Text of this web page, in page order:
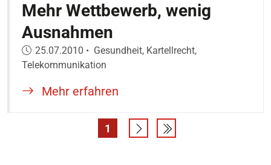
Mehr Wettbewerb, wenig
Ausnahmen
Veröffentlicht am:
25.07.2010 • Gesundheit, Kartellrecht,
Telekommunikation
Mehr erfahren
Seite
1
Eine Seite vor
Letzte